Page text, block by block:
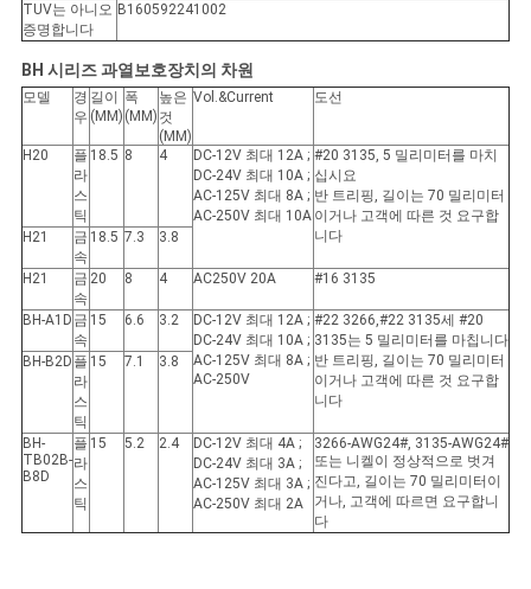
PRIVACY
POLICY
TUV는 아니오
증명합니다
B160592241002
BH 시리즈 과열보호장치의 차원
모델
경
우
길이
(MM)
폭
(MM)
높은
것
(MM)
Vol.&Current 도선
H20
플
라
스
틱
18.5 8 4
DC-12V 최대 12A ;
DC-24V 최대 10A ;
AC-125V 최대 8A ;
AC-250V 최대 10A
#20 3135, 5 밀리미터를 마치
십시요
반 트리핑, 길이는 70 밀리미터
이거나 고객에 따른 것 요구합
니다
H21
금
속
18.5 7.3 3.8
H21
금
속
20 8 4 AC250V 20A #16 3135
BH-A1D 금
속
15 6.6 3.2
DC-12V 최대 12A ;
DC-24V 최대 10A ;
AC-125V 최대 8A ;
AC-250V
#22 3266,#22 3135세 #20
3135는 5 밀리미터를 마칩니다
반 트리핑, 길이는 70 밀리미터
이거나 고객에 따른 것 요구합
니다
BH-B2D 플
라
스
틱
15 7.1 3.8
BH-
TB02B-
B8D
플
라
스
틱
15 5.2 2.4
DC-12V 최대 4A ;
DC-24V 최대 3A ;
AC-125V 최대 3A ;
AC-250V 최대 2A
3266-AWG24#, 3135-AWG24#
또는 니켈이 정상적으로 벗겨
진다고, 길이는 70 밀리미터이
거나, 고객에 따르면 요구합니
다